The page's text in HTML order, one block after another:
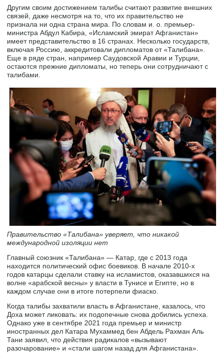
Другим своим достижением талибы считают развитие внешних
связей, даже несмотря на то, что их правительство не
признала ни одна страна мира. По словам и. о. премьер-
министра Абдул Кабира, «Исламский эмират Афганистан»
имеет представительство в 16 странах. Несколько государств,
включая Россию, аккредитовали дипломатов от «Талибана».
Еще в ряде стран, например Саудовской Аравии и Турции,
остаются прежние дипломаты, но теперь они сотрудничают с
талибами.
Правительство «Талибана» уверяет, что никакой
международной изоляции нет
Главный союзник «Талибана» — Катар, где с 2013 года
находится политический офис боевиков. В начале 2010-х
годов катарцы сделали ставку на исламистов, оказавшихся на
волне «арабской весны» у власти в Тунисе и Египте, но в
каждом случае они в итоге потерпели фиаско.
Когда талибы захватили власть в Афганистане, казалось, что
Доха может ликовать: их подопечные снова добились успеха.
Однако уже в сентябре 2021 года премьер и министр
иностранных дел Катара Мухаммед бен Абдель Рахман Аль
Тани заявил, что действия радикалов «вызывают
разочарование» и «стали шагом назад для Афганистана».